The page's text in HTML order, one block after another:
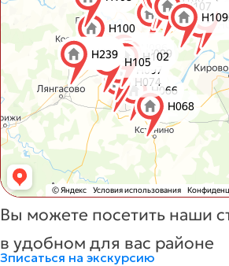
Вы можете посетить наши
в удобном для вас районе
Зписаться на экскурсию